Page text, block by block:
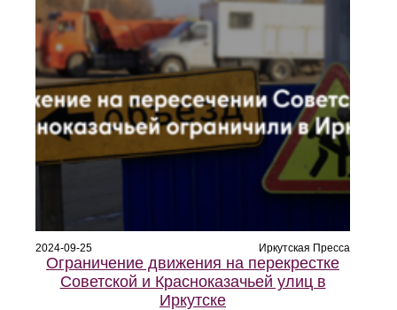
2024-09-25 Иркутская Пресса
Ограничение движения на перекрестке
Советской и Красноказачьей улиц в
Иркутске